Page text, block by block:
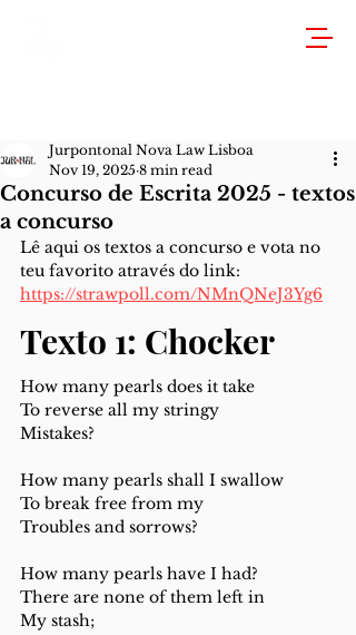
Concurso de Escrita 2025 - textos
a concurso
Jurpontonal Nova Law Lisboa
Nov 19, 2025 8 min read
Lê aqui os textos a concurso e vota no
teu favorito através do link:
https://strawpoll.com/NMnQNeJ3Yg6
Texto 1: Chocker
How many pearls does it take
To reverse all my stringy
Mistakes?
How many pearls shall I swallow
To break free from my
Troubles and sorrows?
How many pearls have I had?
There are none of them left in
My stash;